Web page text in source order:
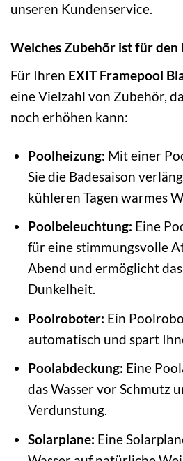
unseren Kundenservice.
Welches Zubehör ist für den
Für Ihren EXIT Framepool
eine Vielzahl von Zubehör,
noch erhöhen kann:
Poolheizung: Mit einer
Sie die Badesaison
kühleren Tagen warmes
Poolbeleuchtung: Eine
für eine stimmungsvolle
Abend und ermöglicht
Dunkelheit.
Poolroboter: Ein
automatisch und spart
Poolabdeckung: Eine
das Wasser vor Schmutz
Verdunstung.
Solarplane: Eine